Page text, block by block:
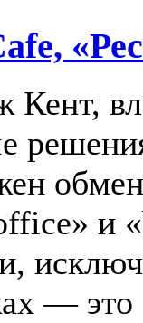
Кент,
и
— это